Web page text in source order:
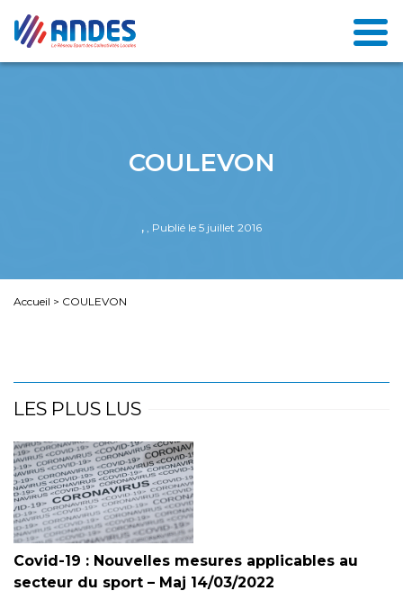
COULEVON
, , Publié le 5 juillet 2016
Accueil > COULEVON
LES PLUS LUS
Covid-19 : Nouvelles mesures applicables au
secteur du sport – Maj 14/03/2022